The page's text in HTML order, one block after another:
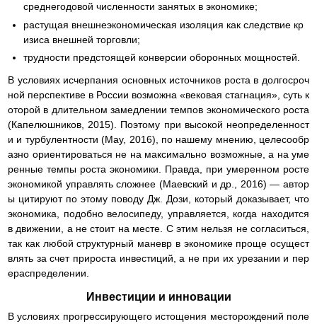
среднегодовой численности занятых в экономике;
растущая внешнеэкономическая изоляция как следствие кр
изиса внешней торговли;
трудности предстоящей конверсии оборонных мощностей.
В условиях исчерпания основных источников роста в долгосроч
ной перспективе в России возможна «вековая стагнация», суть к
оторой в длительном замедлении темпов экономического роста
(Капелюшников, 2015). Поэтому при высокой неопределенност
и и турбулентности (May, 2016), по нашему мнению, целесообр
азно ориентироваться не на максимально возможные, а на уме
ренные темпы роста экономики. Правда, при умеренном росте
экономикой управлять сложнее (Маевский и др., 2016) — автор
ы цитируют по этому поводу Дж. Дози, который доказывает, что
экономика, подобно велосипеду, управляется, когда находится
в движении, а не стоит на месте. С этим нельзя не согласиться,
так как любой структурный маневр в экономике проще осущест
влять за счет прироста инвестиций, а не при их урезании и пер
ераспределении.
Инвестиции и инновации
В условиях прогрессирующего истощения месторождений поле